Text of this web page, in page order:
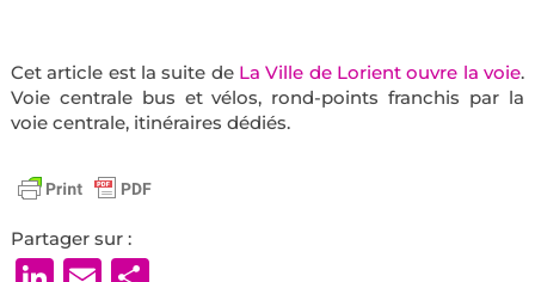
Cet article est la suite de La Ville de Lorient ouvre la voie.
Voie centrale bus et vélos, rond-points franchis par la
voie centrale, itinéraires dédiés.
Partager sur :